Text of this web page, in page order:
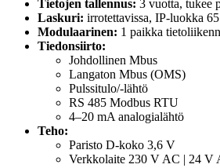
Tietojen tallennus: 3 vuotta, tukee
Laskuri: irrotettavissa, IP-luokka 65
Modulaarinen: 1 paikka
Tiedonsiirto:
Johdollinen Mbus
Langaton Mbus (OMS)
Pulssitulo/-lähtö
RS 485 Modbus RTU
4–20 mA analogialähtö
Teho:
Paristo D-koko 3,6 V
Verkkolaite 230 V AC | 24 V